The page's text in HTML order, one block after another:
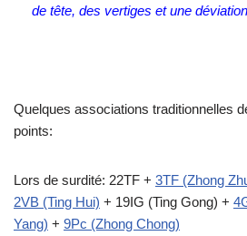
de tête, des vertiges et une
Quelques associations traditionnelles
points:
Lors de surdité: 22TF + 3TF (Zhong
2VB (Ting Hui) + 19IG (Ting Gong) +
Yang) + 9Pc (Zhong Chong)